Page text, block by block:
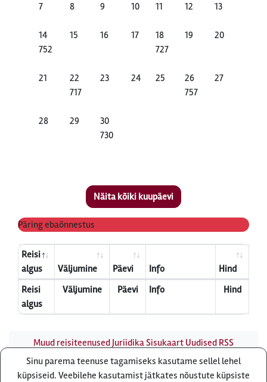
7 8 9 10 11 12 13
14
752
15 16 17
18
727
19 20
21
22
717
23 24 25
26
757
27
28 29
30
730
Näita kõiki kuupäevi
Päring ebaõnnestus
Reisi
algus
Väljumine Päevi Info
Hind
Reisi
algus
Väljumine Päevi Info Hind
Küsi pakkumist
Muud reisiteenusedJuriidikaSisukaart Uudised RSS
uudisvoogFirmastÄrikliendileOtsi infot meie saidist
Sinu parema teenuse tagamiseks kasutame sellel lehel
küpsiseid. Veebilehe kasutamist jätkates nõustute küpsiste